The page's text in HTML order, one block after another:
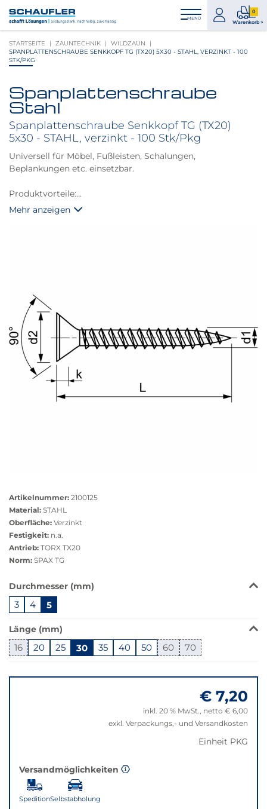
Inhalt
Hauptnavigation
Footernavigation
Logo
Schaufler
verlinkt
zur
MENÜ
zum
Konto
0
Warenkorb >
0
STARTSEITE ZAUNTECHNIK
WILDZAUN
SPANPLATTENSCHRAUBE SENKKOPF TG (TX20) 5X30 - STAHL, VERZINKT - 100
STK/PKG
Produktbilder
überspringen
Spanplattenschraube
Stahl
Spanplattenschraube Senkkopf TG (TX20)
5x30 - STAHL, verzinkt - 100 Stk/Pkg
Universell für Möbel, Fußleisten, Schalungen,
Beplankungen etc. einsetzbar.
Produktvorteile:
Mehr anzeigen
anzeigen
Artikelnummer: 2100125
Material: STAHL
Oberfläche: Verzinkt
Festigkeit: n.a.
Antrieb: TORX TX20
Norm: SPAX TG
Das
ist
in
dieser
Variante
nicht
Bei
beste
Alternative
Durchmesser (mm)
3 4 5
Länge (mm)
16 20 25 30 35 40 50 60 70
zu
€ 7,20
inkl. 20 % MwSt., netto € 6,00
exkl. Verpackungs,- und Versandkosten
Einheit PKG
Versandmöglichkeiten
SpeditionSelbstabholung